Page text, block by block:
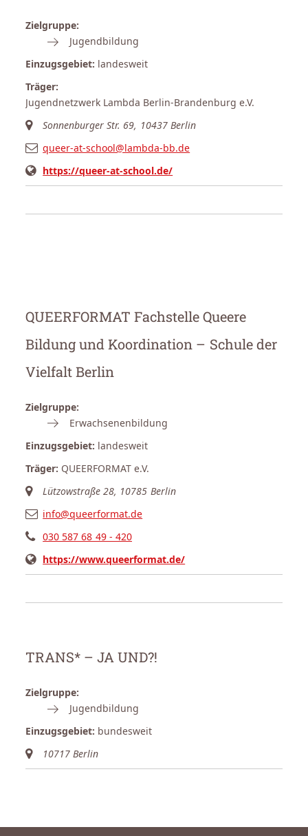
Zielgruppe:
Jugendbildung
Einzugsgebiet: landesweit
Träger:
Jugendnetzwerk Lambda Berlin-Brandenburg e.V.
Sonnenburger Str. 69, 10437 Berlin
queer-at-school@lambda-bb.de
https://queer-at-school.de/
QUEERFORMAT Fachstelle Queere
Bildung und Koordination – Schule der
Vielfalt Berlin
Zielgruppe:
Erwachsenenbildung
Einzugsgebiet: landesweit
Träger: QUEERFORMAT e.V.
Lützowstraße 28, 10785 Berlin
info@queerformat.de
030 587 68 49 - 420
https://www.queerformat.de/
TRANS* – JA UND?!
Zielgruppe:
Jugendbildung
Einzugsgebiet: bundesweit
10717 Berlin